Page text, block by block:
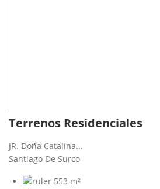
Terrenos Residenciales
JR. Doña Catalina...
Santiago De Surco
553 m²